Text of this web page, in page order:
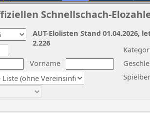
Schnellschach-
Vorname
AUT-Elolisten Stand 01.04.2026,
2.226